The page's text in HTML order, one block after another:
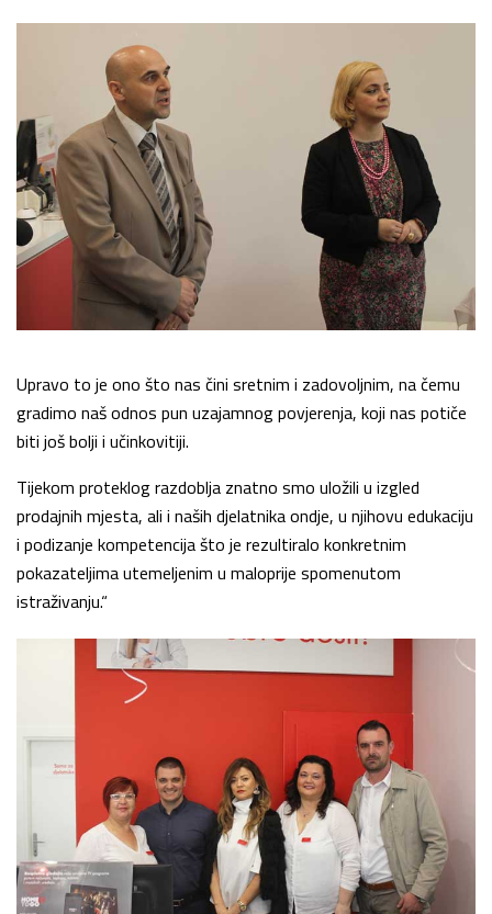
Upravo to je ono što nas čini sretnim i zadovoljnim, na čemu
gradimo naš odnos pun uzajamnog povjerenja, koji nas potiče
biti još bolji i učinkovitiji.
Tijekom proteklog razdoblja znatno smo uložili u izgled
prodajnih mjesta, ali i naših djelatnika ondje, u njihovu edukaciju
i podizanje kompetencija što je rezultiralo konkretnim
pokazateljima utemeljenim u maloprije spomenutom
istraživanju.“